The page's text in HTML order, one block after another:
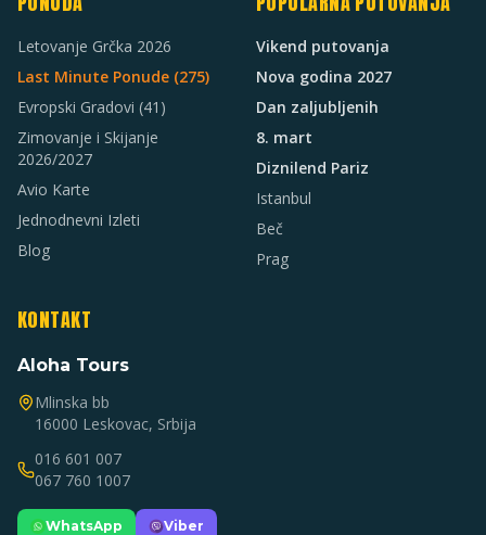
Letovanje Grčka 2026
Last Minute Ponude (275)
Evropski Gradovi (41)
Zimovanje i Skijanje
2026/2027
Avio Karte
Jednodnevni Izleti
Blog
Vikend putovanja
Nova godina 2027
Dan zaljubljenih
8. mart
Diznilend Pariz
Istanbul
Beč
Prag
KONTAKT
Aloha Tours
Mlinska bb
16000 Leskovac, Srbija
016 601 007
067 760 1007
WhatsApp Viber